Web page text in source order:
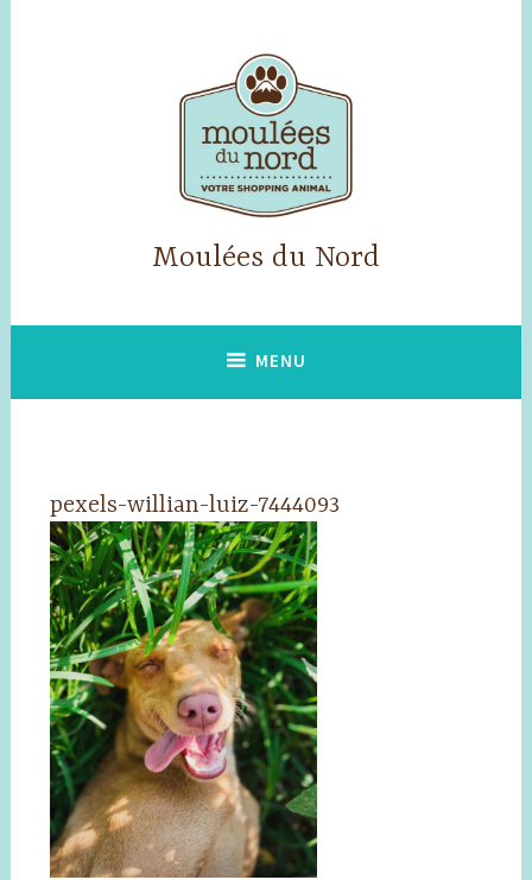
Moulées du Nord
MENU
pexels-willian-luiz-7444093